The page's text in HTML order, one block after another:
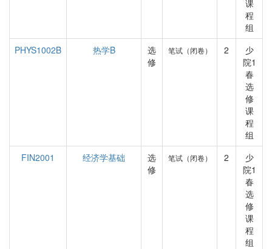
课
程
组
PHYS1002B
热学B
选
修
笔试（闭卷） 2
少
院1
春
选
修
课
程
组
FIN2001
经济学基础
选
修
笔试（闭卷） 2
少
院1
春
选
修
课
程
组